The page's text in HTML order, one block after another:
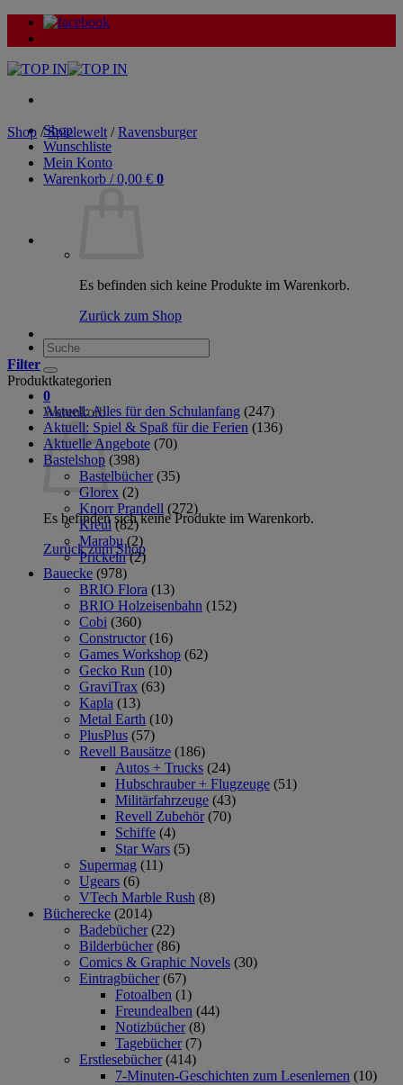
Zum
Inhalt
Shop
Wunschliste
Mein Konto
Warenkorb /0,00 € 0
Es befinden sich keine Produkte im Warenkorb.
Zurück zum Shop
Suche
nach:
0
Warenkorb
Es befinden sich keine Produkte im Warenkorb.
Zurück zum Shop
Shop / Spielewelt / Ravensburger
Filter
Produktkategorien
Aktuell: Alles für den Schulanfang (247)
Aktuell: Spiel & Spaß für die Ferien (136)
Aktuelle Angebote (70)
Bastelshop (398)
Bastelbücher (35)
Glorex (2)
Knorr Prandell (272)
Kreul (82)
Marabu (2)
Prickeln (2)
Bauecke (978)
BRIO Flora (13)
BRIO Holzeisenbahn (152)
Cobi (360)
Constructor (16)
Games Workshop (62)
Gecko Run (10)
GraviTrax (63)
Kapla (13)
Metal Earth (10)
PlusPlus (57)
Revell Bausätze (186)
Autos + Trucks (24)
Hubschrauber + Flugzeuge (51)
Militärfahrzeuge (43)
Revell Zubehör (70)
Schiffe (4)
Star Wars (5)
Supermag (11)
Ugears (6)
VTech Marble Rush (8)
Bücherecke (2014)
Badebücher (22)
Bilderbücher (86)
Comics & Graphic Novels (30)
Eintragbücher (67)
Fotoalben (1)
Freundealben (44)
Notizbücher (8)
Tagebücher (7)
Erstlesebücher (414)
7-Minuten-Geschichten zum Lesenlernen (10)